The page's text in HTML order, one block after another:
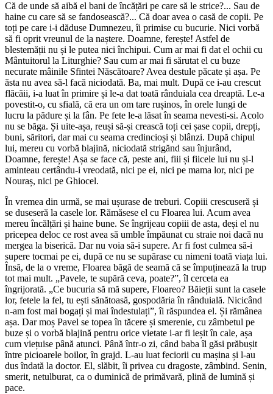
Că de unde să aibă el bani de încățări pe care să le strice?... Sau de
haine cu care să se fandosească?... Că doar avea o casă de copii. Pe
toți pe care i-i dăduse Dumnezeu, îi primise cu bucurie. Nici vorbă
să fi oprit vreunul de la naștere. Doamne, ferește! Astfel de
blestemății nu și le putea nici închipui. Cum ar mai fi dat el ochii cu
Mântuitorul la Liturghie? Sau cum ar mai fi sărutat el cu buze
necurate mâinile Sfintei Născătoare? Avea destule păcate și așa. Pe
ăsta nu avea să-l facă niciodată. Ba, mai mult. După ce i-au crescut
flăcăii, i-a luat în primire și le-a dat toată rânduiala cea dreaptă. Le-a
povestit-o, cu sfială, că era un om tare rușinos, în orele lungi de
lucru la pădure și la fân. Pe fete le-a lăsat în seama nevesti-si. Acolo
nu se băga. Și uite-așa, reuși să-și crească toți cei șase copii, drepți,
buni, săritori, dar mai cu seama credincioși și blânzi. După chipul
lui, mereu cu vorbă blajină, niciodată strigănd sau înjurând,
Doamne, ferește! Așa se face că, peste ani, fiii și fiicele lui nu și-l
aminteau certându-i vreodată, nici pe ei, nici pe mama lor, nici pe
Nouraș, nici pe Ghiocel.
În vremea din urmă, se mai ușurase de treburi. Copiii crescuseră și
se duseseră la casele lor. Rămăsese el cu Floarea lui. Acum avea
mereu încălțări și haine bune. Se îngrijeau copiii de asta, deși el nu
pricepea deloc ce rost avea să umble împăunat cu straie noi dacă nu
mergea la biserică. Dar nu voia să-i supere. Ar fi fost culmea să-i
supere tocmai pe ei, după ce nu se supărase cu nimeni toată viața lui.
Însă, de la o vreme, Floarea băgă de seamă că se împuținează la trup
tot mai mult. „Pavele, te supără ceva, poate?”, îl cerceta ea
îngrijorată. „Ce bucuria să mă supere, Floareo? Băieții sunt la casele
lor, fetele la fel, tu ești sănătoasă, gospodăria în rânduială. Nicicând
n-am fost mai bogați și mai îndestulați”, îi răspundea el. Și rămânea
așa. Dar moș Pavel se topea în tăcere și smerenie, cu zâmbetul pe
buze și o vorbă blajină pentru orice vietate i-ar fi ieșit în cale, așa
cum viețuise până atunci. Până într-o zi, când baba îl găsi prăbușit
între picioarele boilor, în grajd. L-au luat feciorii cu mașina și l-au
dus îndată la doctor. El, slăbit, îi privea cu dragoste, zâmbind. Senin,
smerit, netulburat, ca o duminică de primăvară, plină de lumină și
pace.